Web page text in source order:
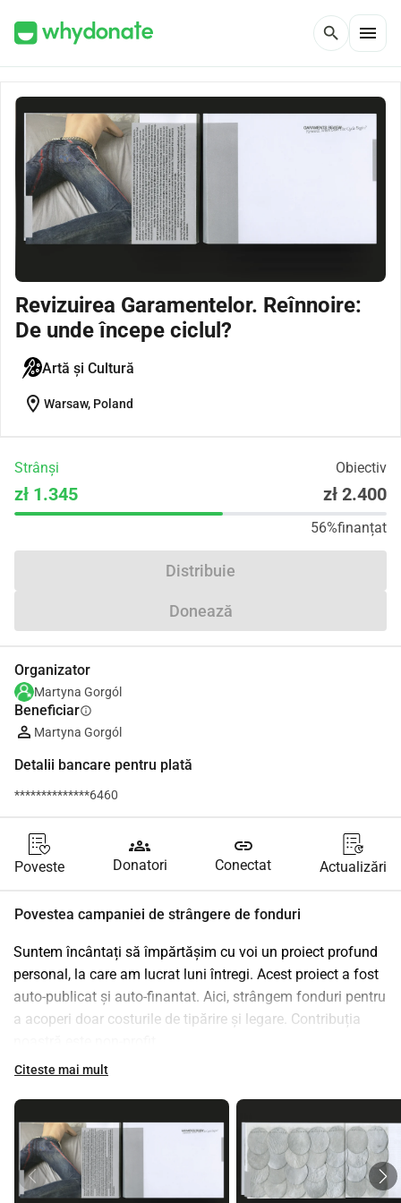
search menu
Revizuirea Garamentelor. Reînnoire:
De unde începe ciclul?
Artă și Cultură
location_on Warsaw, Poland
Strânși Obiectiv
zł 1.345 zł 2.400
56%finanțat
Distribuie
Donează
Organizator
Martyna Gorgól
Beneficiarinfo
Martyna Gorgól
Detalii bancare pentru plată
**************6460
Poveste
groups
Donatori
link
Conectat Actualizări
Povestea campaniei de strângere de fonduri
Suntem încântați să împărtășim cu voi un proiect profund
personal, la care am lucrat luni întregi. Acest proiect a fost
auto-publicat și auto-finantat. Aici, strângem fonduri pentru
a acoperi doar costurile de tipărire și legare. Contribuția
Pre-comandă acum pentru 50 PLN
pentru a cumpăra, pur și simplu contribuiți la strângerea de
fonduri și trimiteți un mesaj lui @garaments pentru detalii
suplimentare
Citeste mai mult